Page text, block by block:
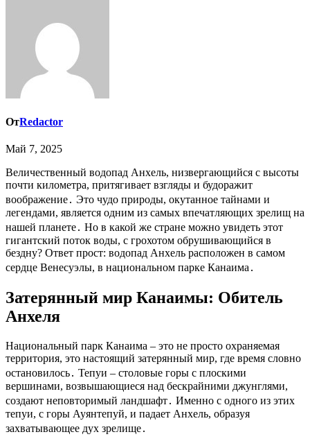
ОтRedactor
Май 7, 2025
Величественный водопад Анхель, низвергающийся с высоты
почти километра, притягивает взгляды и будоражит
воображение․ Это чудо природы, окутанное тайнами и
легендами, является одним из самых впечатляющих зрелищ на
нашей планете․ Но в какой же стране можно увидеть этот
гигантский поток воды, с грохотом обрушивающийся в
бездну? Ответ прост: водопад Анхель расположен в самом
сердце Венесуэлы, в национальном парке Канаима․
Затерянный мир Канаимы: Обитель
Анхеля
Национальный парк Канаима – это не просто охраняемая
территория, это настоящий затерянный мир, где время словно
остановилось․ Тепуи – столовые горы с плоскими
вершинами, возвышающиеся над бескрайними джунглями,
создают неповторимый ландшафт․ Именно с одного из этих
тепуи, с горы Ауянтепуй, и падает Анхель, образуя
захватывающее дух зрелище․